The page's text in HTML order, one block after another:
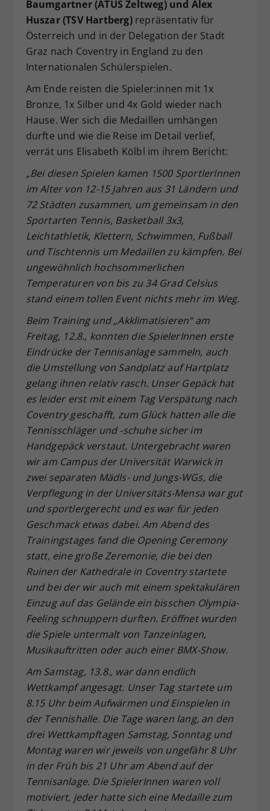
Baumgartner (ATUS Zeltweg) und Alex
Huszar (TSV Hartberg)repräsentativ für
Österreich und in der Delegation der Stadt
Graz nach Coventry in England zu den
Internationalen Schülerspielen.
Am Ende reisten die Spieler:innen mit 1x
Bronze, 1x Silber und 4x Gold wieder nach
Hause. Wer sich die Medaillen umhängen
durfte und wie die Reise im Detail verlief,
verrät uns Elisabeth Kölbl im ihrem Bericht:
„Bei diesen Spielen kamen 1500 SportlerInnen
im Alter von 12-15 Jahren aus 31 Ländern und
72 Städten zusammen, um gemeinsam in den
Sportarten Tennis, Basketball 3x3,
Leichtathletik, Klettern, Schwimmen, Fußball
und Tischtennis um Medaillen zu kämpfen. Bei
ungewöhnlich hochsommerlichen
Temperaturen von bis zu 34 Grad Celsius
stand einem tollen Event nichts mehr im Weg.
Beim Training und „Akklimatisieren“ am
Freitag, 12.8., konnten die SpielerInnen erste
Eindrücke der Tennisanlage sammeln, auch
die Umstellung von Sandplatz auf Hartplatz
gelang ihnen relativ rasch. Unser Gepäck hat
es leider erst mit einem Tag Verspätung nach
Coventry geschafft, zum Glück hatten alle die
Tennisschläger und -schuhe sicher im
Handgepäck verstaut. Untergebracht waren
wir am Campus der Universität Warwick in
zwei separaten Mädls- und Jungs-WGs, die
Verpflegung in der Universitäts-Mensa war gut
und sportlergerecht und es war für jeden
Geschmack etwas dabei. Am Abend des
Trainingstages fand die Opening Ceremony
statt, eine große Zeremonie, die bei den
Ruinen der Kathedrale in Coventry startete
und bei der wir auch mit einem spektakulären
Einzug auf das Gelände ein bisschen Olympia-
Feeling schnuppern durften. Eröffnet wurden
die Spiele untermalt von Tanzeinlagen,
Musikauftritten oder auch einer BMX-Show.
Am Samstag, 13.8., war dann endlich
Wettkampf angesagt. Unser Tag startete um
8.15 Uhr beim Aufwärmen und Einspielen in
der Tennishalle. Die Tage waren lang, an den
drei Wettkampftagen Samstag, Sonntag und
Montag waren wir jeweils von ungefähr 8 Uhr
in der Früh bis 21 Uhr am Abend auf der
Tennisanlage. Die SpielerInnen waren voll
motiviert, jeder hatte sich eine Medaille zum
Zweck
Dieser Wert speichert Ihre Consent-
Einstellungen. Unter anderem eine
zufällig generierte ID, für die
historische Speicherung Ihrer
vorgenommen Einstellungen, falls der
hat.